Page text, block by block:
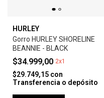
HURLEY
Gorro HURLEY SHORELINE
BEANNIE - BLACK
$34.999,00 2x1
$29.749,15 con
Transferencia o depósito